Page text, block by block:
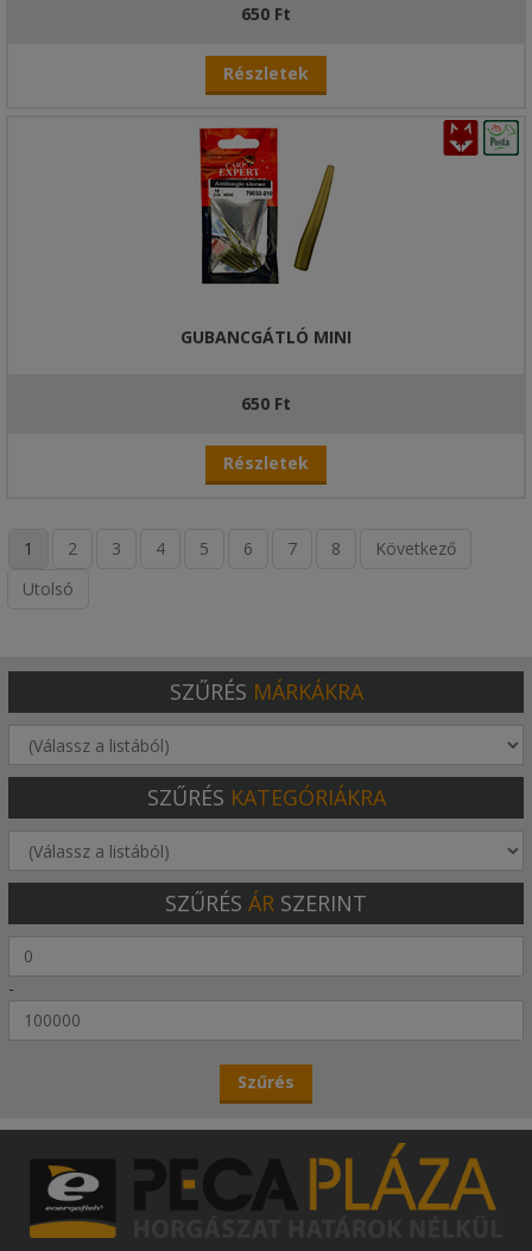
650 Ft
Részletek
GUBANCGÁTLÓ MINI
650 Ft
Részletek
1 2 3 4 5 6 7 8
Következő
Utolsó
SZŰRÉS MÁRKÁKRA
SZŰRÉS KATEGÓRIÁKRA
SZŰRÉS ÁR SZERINT
-